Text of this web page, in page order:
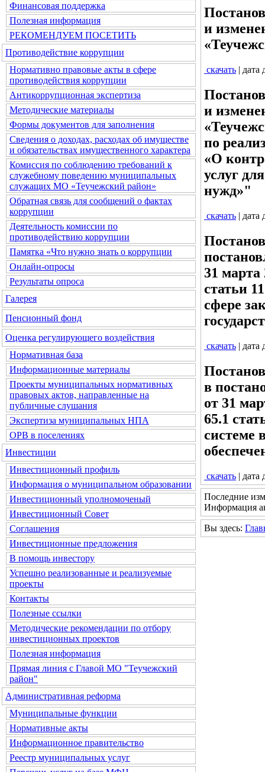
Финансовая поддержка
Полезная информация
РЕКОМЕНДУЕМ ПОСЕТИТЬ
Противодействие коррупции
Нормативно правовые акты в сфере
противодействия коррупции
Антикоррупционная экспертиза
Методические материалы
Формы документов для заполнения
Сведения о доходах, расходах об имуществе
и обязательствах имущественного характера
Комиссия по соблюдению требований к
служебному поведению муниципальных
служащих МО «Теучежский район»
Обратная связь для сообщений о фактах
коррупции
Деятельность комиссии по
противодействию коррупции
Памятка «Что нужно знать о коррупции
Онлайн-опросы
Результаты опроса
Галерея
Пенсионный фонд
Оценка регулирующего воздействия
Нормативная база
Информационные материалы
Проекты муниципальных нормативных
правовых актов, направленные на
публичные слушания
Экспертиза муниципальных НПА
ОРВ в поселениях
Инвестиции
Инвестиционный профиль
Информация о муниципальном образовании
Инвестиционный уполномоченый
Инвестиционный Совет
Соглашения
Инвестиционные предложения
В помощь инвестору
Успешно реализованные и реализуемые
проекты
Контакты
Полезные ссылки
Методические рекомендации по отбору
инвестиционных проектов
Полезная информация
Прямая линия с Главой МО "Теучежский
район"
Административная реформа
Муниципальные функции
Нормативные акты
Информационное правительство
Реестр муниципальных услуг
и
скачать | дата
и
по
«О
услуг
нужд»"
скачать | дата
31 марта
статьи
сфере
скачать | дата
в
от 31
65.1
системе
скачать | дата
Последние
Информация
Вы здесь: